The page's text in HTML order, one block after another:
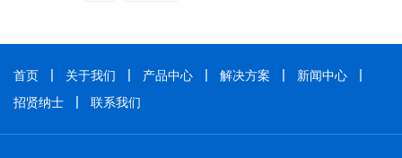
首页 关于我们 产品中心 解决方案
新闻中心
招贤纳士
联系我们